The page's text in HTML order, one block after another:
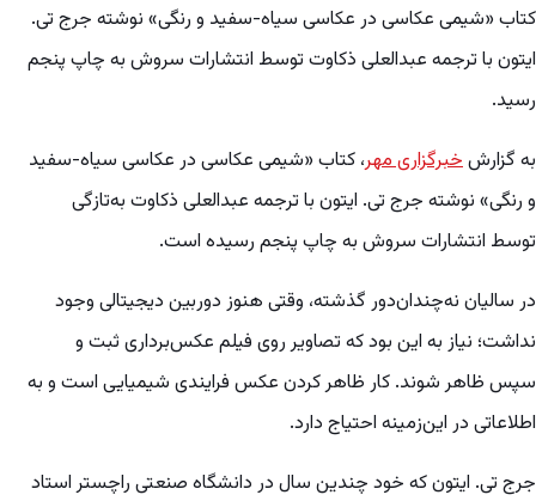
کتاب «شیمی عکاسی در عکاسی سیاه-سفید و رنگی» نوشته جرج تی.
ایتون با ترجمه عبدالعلی ذکاوت توسط انتشارات سروش به چاپ پنجم
رسید.
به گزارشخبرگزاری مهر، کتاب «شیمی عکاسی در عکاسی سیاه-سفید
و رنگی» نوشته جرج تی. ایتون با ترجمه عبدالعلی ذکاوت به‌تازگی
توسط انتشارات سروش به چاپ پنجم رسیده است.
در سالیان نه‌چندان‌دور گذشته، وقتی هنوز دوربین دیجیتالی وجود
نداشت؛ نیاز به این بود که تصاویر روی فیلم عکس‌برداری ثبت و
سپس ظاهر شوند. کار ظاهر کردن عکس فرایندی شیمیایی است و به
اطلاعاتی در این‌زمینه احتیاج دارد.
جرج تی. ‌ایتون که خود چندین سال در دانشگاه صنعتی راچستر استاد